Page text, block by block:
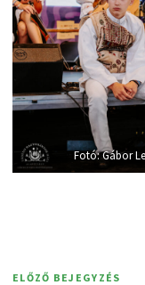
Fotó: Gábor
ELŐZŐ BEJEGYZÉS